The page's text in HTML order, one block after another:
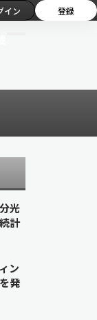
イン 登録
光
計
ン
発